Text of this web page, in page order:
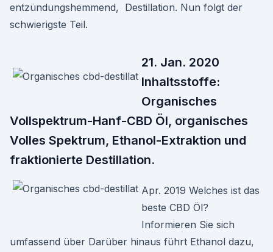
entzündungshemmend, Destillation. Nun folgt der
schwierigste Teil.
21. Jan. 2020
Inhaltsstoffe:
Organisches
Vollspektrum-Hanf-CBD Öl, organisches
Volles Spektrum, Ethanol-Extraktion und
fraktionierte Destillation.
Apr. 2019 Welches ist das
beste CBD Öl?
Informieren Sie sich
umfassend über Darüber hinaus führt Ethanol dazu,